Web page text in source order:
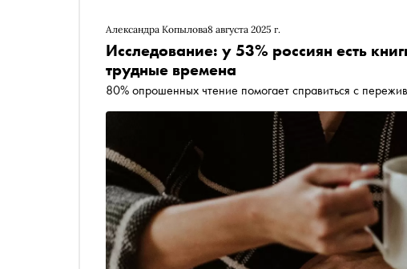
Александра Копылова8 августа 2025 г.
Исследование: у 53% россиян есть
трудные времена
80% опрошенных чтение помогает справиться с